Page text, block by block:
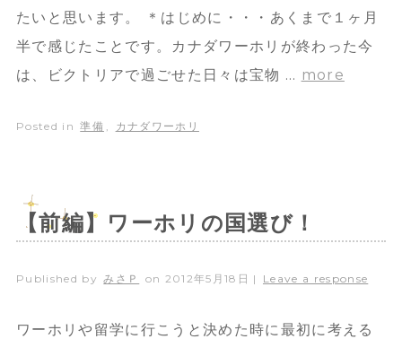
たいと思います。 ＊はじめに・・・あくまで１ヶ月
半で感じたことです。カナダワーホリが終わった今
は、ビクトリアで過ごせた日々は宝物 … more
Posted in 準備 カナダワーホリ
【前編】ワーホリの国選び！
Published by みさＰ on 2012年5月18日 | Leave a response
ワーホリや留学に行こうと決めた時に最初に考える